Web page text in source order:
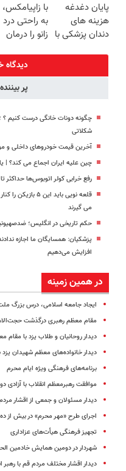
خرید40%تخفیف
سبک و مقاوم |
پرداخت قسطی
پایان دغدغه
هزینه های
دندان پزشکی با
با زاپیامکس،
به راحتی درد
زانو را درمان
دیدگاه
پر
چگونه دونات خانگی درست کنیم ؟
شکلاتی
آخرین قیمت خودروهای داخلی و مونتاژی؛‌
چین علیه ایران اجماع می کند؟ |
رفع خرابی کولر اتوبوس‌ها حداکثر تا ۷۲ ساعت
قلعه نویی باید
می گیرند
حکم تاریخی در انگلیس؛
پزشکیان: همسایگان ما اجازه
افزایش می‌دهیم
در همین زمینه
ایجاد جامعه اسلامی، درس بزرگ
مقام معظم رهبری درگذشت
دیدار روحانیان و طلاب یزد با مقام
دیدار خانواده‌های معظم شهیدان یزد
برنامه‌های فرهنگی ویژه ایام محرم
موافقت رهبرمعظم انقلاب با آزادی دو
دیدار مسئولان و جمعی از اقشار
اجرای طرح «مهر محرم» در بیش از
تجهیز فرهنگی هیأت‌های عزاداری
شهردار در دومین همایش خادمین
دیدار اقشار مختلف مردم قم با رهبر